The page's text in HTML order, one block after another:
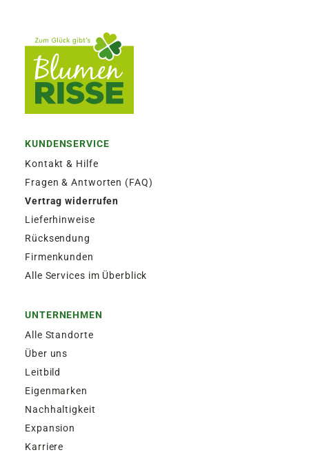
KUNDENSERVICE
Kontakt & Hilfe
Fragen & Antworten (FAQ)
Vertrag widerrufen
Lieferhinweise
Rücksendung
Firmenkunden
Alle Services im Überblick
UNTERNEHMEN
Alle Standorte
Über uns
Leitbild
Eigenmarken
Nachhaltigkeit
Expansion
Karriere